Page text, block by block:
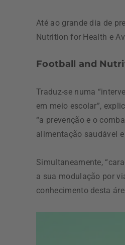
Até ao grande dia de
Nutrition for Health e
Football and
Traduz-se numa
em meio escolar”,
“a prevenção e o
alimentação saudável
Simultaneamente,
a sua modulação por
conhecimento desta